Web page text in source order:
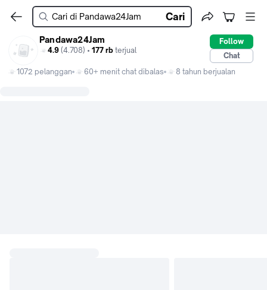
Cari
Pandawa24Jam
4.9 (4.708) • 177 rb terjual
Follow
Chat
1072 pelanggan
60+ menit chat dibalas 8 tahun berjualan